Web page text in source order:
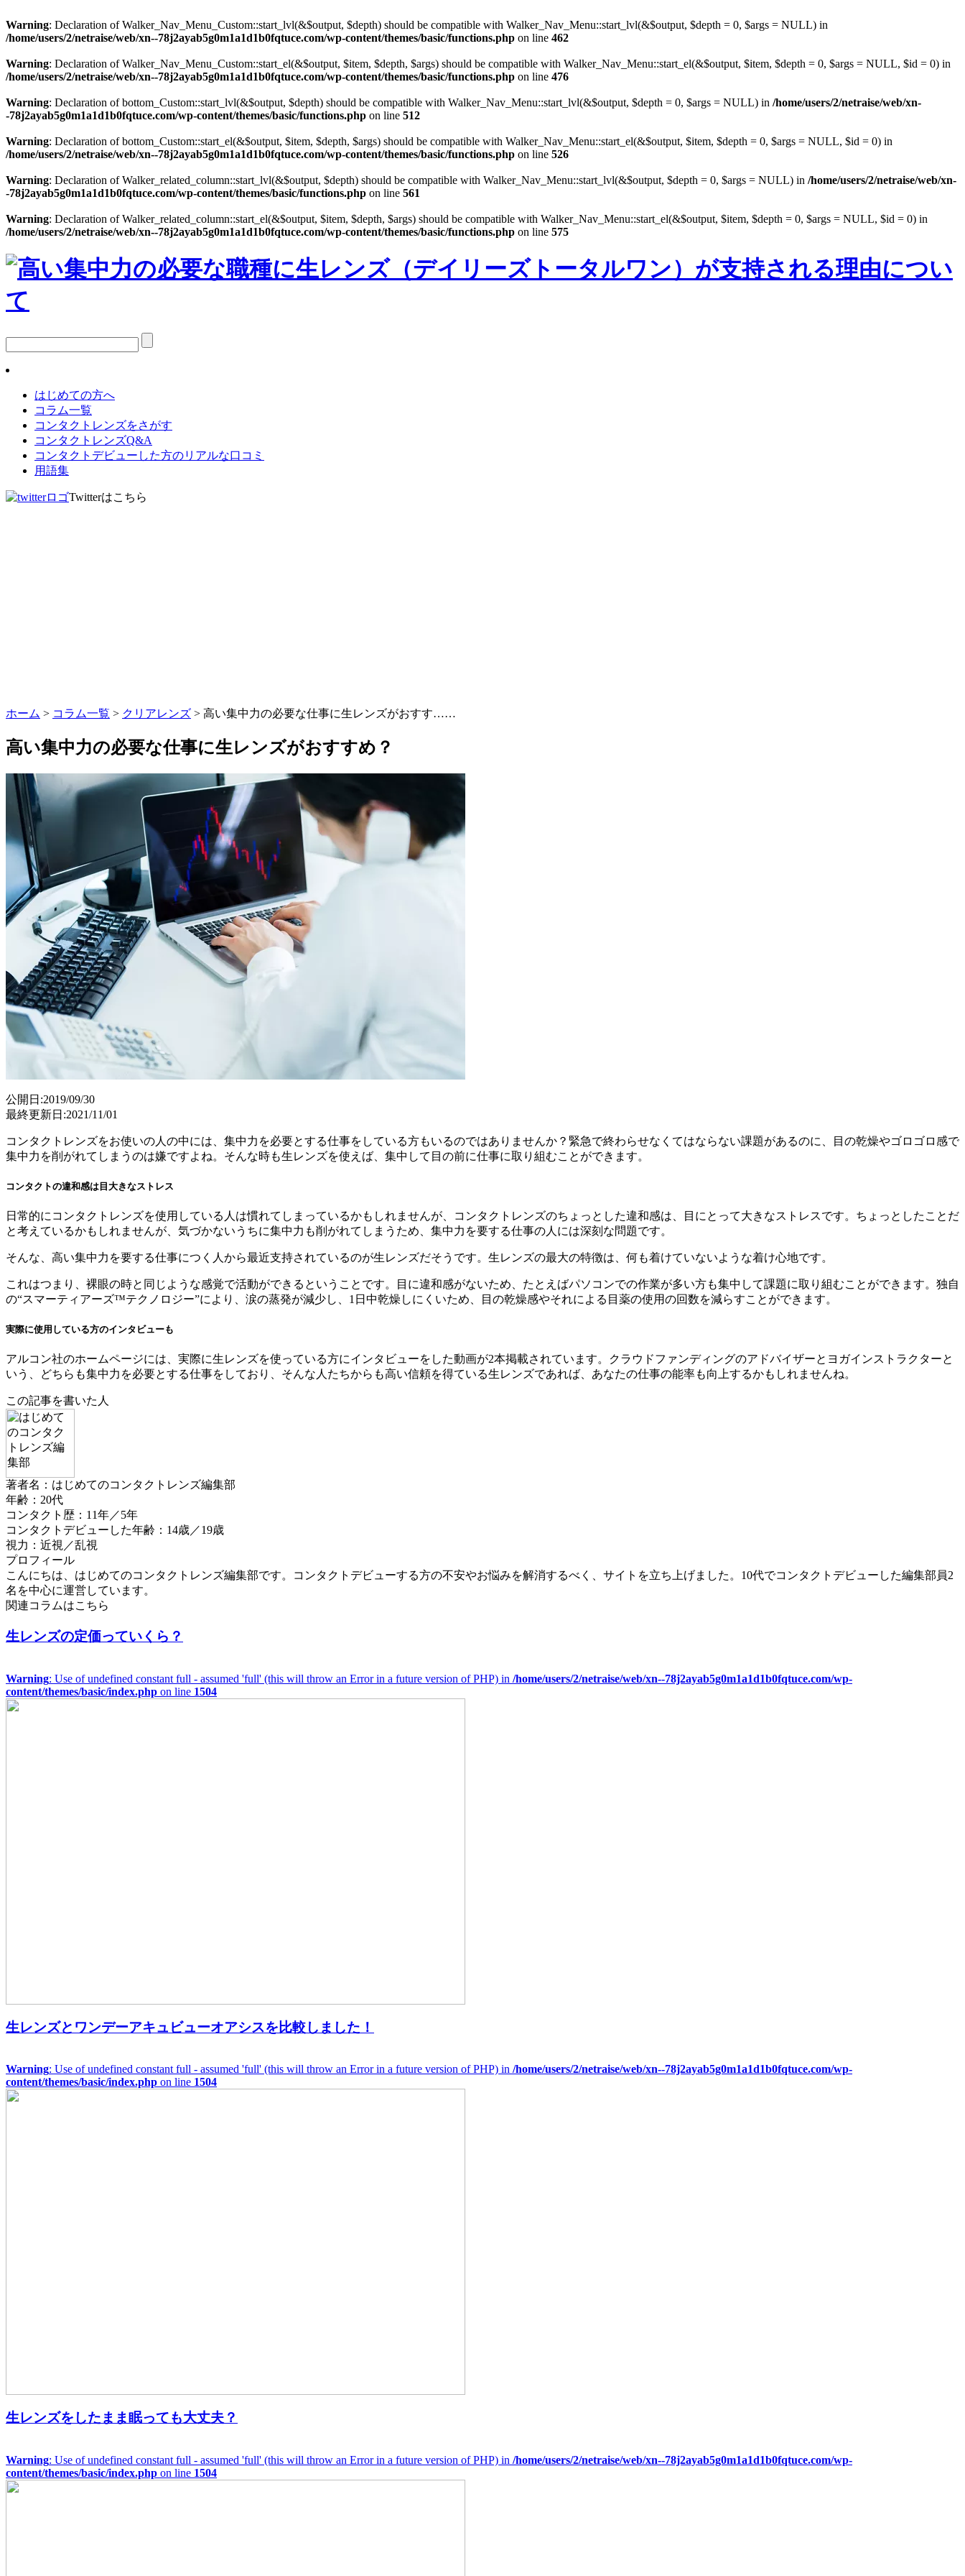
Warning: Declaration of Walker_Nav_Menu_Custom::start_lvl(&$output, $depth) should be compatible with Walker_Nav_Menu::start_lvl(&$output, $depth = 0, $args = NULL) in
/home/users/2/netraise/web/xn--78j2ayab5g0m1a1d1b0fqtuce.com/wp-content/themes/basic/functions.php on line 462
Warning: Declaration of Walker_Nav_Menu_Custom::start_el(&$output, $item, $depth, $args) should be compatible with Walker_Nav_Menu::start_el(&$output, $item, $depth = 0, $args = NULL, $id = 0) in
/home/users/2/netraise/web/xn--78j2ayab5g0m1a1d1b0fqtuce.com/wp-content/themes/basic/functions.php on line 476
Warning: Declaration of bottom_Custom::start_lvl(&$output, $depth) should be compatible with Walker_Nav_Menu::start_lvl(&$output, $depth = 0, $args = NULL) in /home/users/2/netraise/web/xn-
-78j2ayab5g0m1a1d1b0fqtuce.com/wp-content/themes/basic/functions.php on line 512
Warning: Declaration of bottom_Custom::start_el(&$output, $item, $depth, $args) should be compatible with Walker_Nav_Menu::start_el(&$output, $item, $depth = 0, $args = NULL, $id = 0) in
/home/users/2/netraise/web/xn--78j2ayab5g0m1a1d1b0fqtuce.com/wp-content/themes/basic/functions.php on line 526
Warning: Declaration of Walker_related_column::start_lvl(&$output, $depth) should be compatible with Walker_Nav_Menu::start_lvl(&$output, $depth = 0, $args = NULL) in /home/users/2/netraise/web/xn-
-78j2ayab5g0m1a1d1b0fqtuce.com/wp-content/themes/basic/functions.php on line 561
Warning: Declaration of Walker_related_column::start_el(&$output, $item, $depth, $args) should be compatible with Walker_Nav_Menu::start_el(&$output, $item, $depth = 0, $args = NULL, $id = 0) in
/home/users/2/netraise/web/xn--78j2ayab5g0m1a1d1b0fqtuce.com/wp-content/themes/basic/functions.php on line 575
はじめての方へ
コラム一覧
コンタクトレンズをさがす
コンタクトレンズQ&A
コンタクトデビューした方のリアルな口コミ
用語集
Twitterはこちら
ホーム > コラム一覧 > クリアレンズ > 高い集中力の必要な仕事に生レンズがおすす……
高い集中力の必要な仕事に生レンズがおすすめ？
公開日:2019/09/30
最終更新日:2021/11/01
コンタクトレンズをお使いの人の中には、集中力を必要とする仕事をしている方もいるのではありませんか？緊急で終わらせなくてはならない課題があるのに、目の乾燥やゴロゴロ感で
集中力を削がれてしまうのは嫌ですよね。そんな時も生レンズを使えば、集中して目の前に仕事に取り組むことができます。
コンタクトの違和感は目大きなストレス
日常的にコンタクトレンズを使用している人は慣れてしまっているかもしれませんが、コンタクトレンズのちょっとした違和感は、目にとって大きなストレスです。ちょっとしたことだ
と考えているかもしれませんが、気づかないうちに集中力も削がれてしまうため、集中力を要する仕事の人には深刻な問題です。
そんな、高い集中力を要する仕事につく人から最近支持されているのが生レンズだそうです。生レンズの最大の特徴は、何も着けていないような着け心地です。
これはつまり、裸眼の時と同じような感覚で活動ができるということです。目に違和感がないため、たとえばパソコンでの作業が多い方も集中して課題に取り組むことができます。独自
の“スマーティアーズ™テクノロジー”により、涙の蒸発が減少し、1日中乾燥しにくいため、目の乾燥感やそれによる目薬の使用の回数を減らすことができます。
実際に使用している方のインタビューも
アルコン社のホームページには、実際に生レンズを使っている方にインタビューをした動画が2本掲載されています。クラウドファンディングのアドバイザーとヨガインストラクターと
いう、どちらも集中力を必要とする仕事をしており、そんな人たちからも高い信頼を得ている生レンズであれば、あなたの仕事の能率も向上するかもしれませんね。
この記事を書いた人
著者名：はじめてのコンタクトレンズ編集部
年齢：20代
コンタクト歴：11年／5年
コンタクトデビューした年齢：14歳／19歳
視力：近視／乱視
プロフィール
こんにちは、はじめてのコンタクトレンズ編集部です。コンタクトデビューする方の不安やお悩みを解消するべく、サイトを立ち上げました。10代でコンタクトデビューした編集部員2
名を中心に運営しています。
関連コラムはこちら
生レンズの定価っていくら？
Warning: Use of undefined constant full - assumed 'full' (this will throw an Error in a future version of PHP) in /home/users/2/netraise/web/xn--78j2ayab5g0m1a1d1b0fqtuce.com/wp-
content/themes/basic/index.php on line 1504
生レンズとワンデーアキュビューオアシスを比較しました！
Warning: Use of undefined constant full - assumed 'full' (this will throw an Error in a future version of PHP) in /home/users/2/netraise/web/xn--78j2ayab5g0m1a1d1b0fqtuce.com/wp-
content/themes/basic/index.php on line 1504
生レンズをしたまま眠っても大丈夫？
Warning: Use of undefined constant full - assumed 'full' (this will throw an Error in a future version of PHP) in /home/users/2/netraise/web/xn--78j2ayab5g0m1a1d1b0fqtuce.com/wp-
content/themes/basic/index.php on line 1504